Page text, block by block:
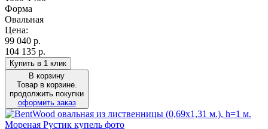
Форма
Овальная
Цена:
99 040 р.
104 135 р.
Купить в 1 клик
В корзину
Товар в корзине.
продолжить покупки
оформить заказ